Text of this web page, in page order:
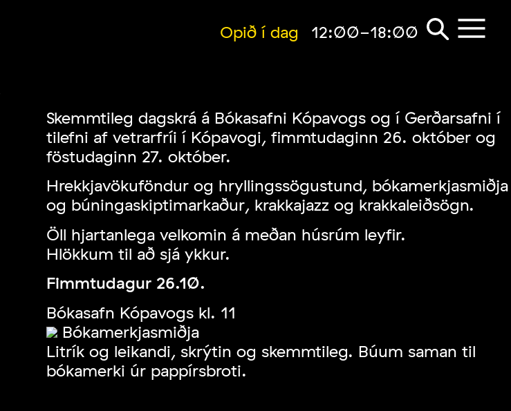
Opið í dag
12:00-18:00
Skemmtileg dagskrá á Bókasafni Kópavogs og í Gerðarsafni í
tilefni af vetrarfríi í Kópavogi, fimmtudaginn 26. október og
föstudaginn 27. október.
Hrekkjavökuföndur og hryllingssögustund, bókamerkjasmiðja
og búningaskiptimarkaður, krakkajazz og krakkaleiðsögn.
Öll hjartanlega velkomin á meðan húsrúm leyfir.
Hlökkum til að sjá ykkur.
Fimmtudagur 26.10.
Bókasafn Kópavogs kl. 11
Bókamerkjasmiðja
Litrík og leikandi, skrýtin og skemmtileg. Búum saman til
bókamerki úr pappírsbroti.